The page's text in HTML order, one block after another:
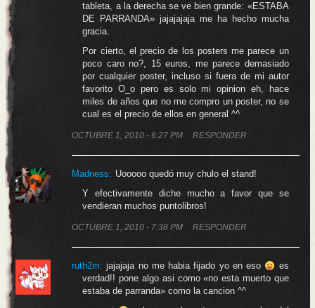
tableta, a la derecha se ve bien grande: «ESTABA
DE PARRANDA» jajajajaja me ha hecho mucha
gracia.
Por cierto, el precio de los posters me parece un
poco caro no?, 15 euros, me parece demasiado
por cualquier poster, incluso si fuera de mi autor
favorito O_o pero es solo mi opinion eh, hace
miles de años que no me compro un poster, no se
cual es el precio de ellos en general ^^
OCTUBRE 1, 2010 - 6:27 PM RESPONDER
Madness: Uooooo quedó muy chulo el stand!
Y efectivamente diche mucho a favor que se
vendieran muchos puntolibros!
OCTUBRE 1, 2010 - 7:38 PM RESPONDER
ruth2m: jajajaja no me habia fijado yo en eso
es
verdad!! pone algo asi como «no esta muerto que
estaba de parranda» como la cancion ^^